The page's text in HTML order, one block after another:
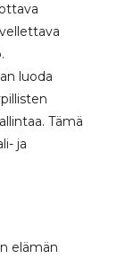
luoda
Tämä
ja
elämän